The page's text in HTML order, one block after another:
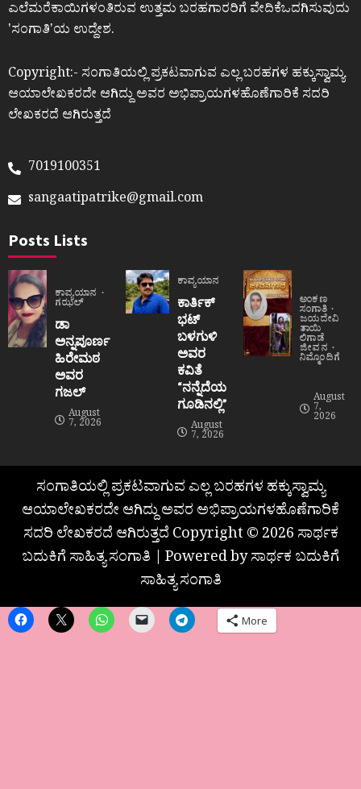
ಎಲೆಮರೆಕಾಯಿಗಳಂತಿರುವ ಉತ್ತಮ ಬರಹಗಾರರಿಗೆ ವೇದಿಕೆಒದಗಿಸುವುದು
ʼಸಂಗಾತಿʼಯ ಉದ್ದೇಶ.
Copyright:- ಸಂಗಾತಿಯಲ್ಲಿ ಪ್ರಕಟವಾಗುವ ಎಲ್ಲ ಬರಹಗಳ ಹಕ್ಕುಸ್ವಾಮ್ಯ
ಆಯಾಲೇಖಕರದೇ ಆಗಿದ್ದು ಅವರ ಅಭಿಪ್ರಾಯಗಳಹೊಣೆಗಾರಿಕೆ ಸದರಿ
ಲೇಖಕರದೆ ಆಗಿರುತ್ತದೆ
7019100351
sangaatipatrike@gmail.com
Posts Lists
ಕಾವ್ಯಯಾನ
ಗಝಲ್
ಡಾ
ಅನ್ನಪೂರ್ಣ
ಹಿರೇಮಠ
ಅವರ
ಗಜಲ್
August
7, 2026
ಕಾವ್ಯಯಾನ
ಕಾರ್ತಿಕ್
ಭಟ್
ಬಳಗುಳಿ
ಅವರ
ಕವಿತೆ
“ನನ್ನೆದೆಯ
ಗೂಡಿನಲ್ಲಿ”
August
7, 2026
ಅಂಕಣ
ಸಂಗಾತಿ
ಜಯದೇವಿ
ತಾಯಿ
ಲಿಗಾಡೆ
ಜೀವನ
ನಿಮ್ಮೊಂದಿಗೆ
August
7,
2026
ಸಂಗಾತಿಯಲ್ಲಿ ಪ್ರಕಟವಾಗುವ ಎಲ್ಲ ಬರಹಗಳ ಹಕ್ಕುಸ್ವಾಮ್ಯ
ಆಯಾಲೇಖಕರದೇ ಆಗಿದ್ದು ಅವರ ಅಭಿಪ್ರಾಯಗಳಹೊಣೆಗಾರಿಕೆ
ಸದರಿ ಲೇಖಕರದೆ ಆಗಿರುತ್ತದೆ Copyright © 2026 ಸಾರ್ಥಕ
ಬದುಕಿಗೆ ಸಾಹಿತ್ಯ ಸಂಗಾತಿ | Powered by ಸಾರ್ಥಕ ಬದುಕಿಗೆ
ಸಾಹಿತ್ಯ ಸಂಗಾತಿ
More